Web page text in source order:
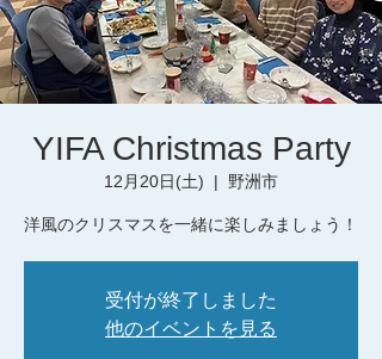
YIFA Christmas Party
12月20日(土)
  |
野洲市
洋風のクリスマスを一緒に楽しみましょう！
受付が終了しました
他のイベントを見る